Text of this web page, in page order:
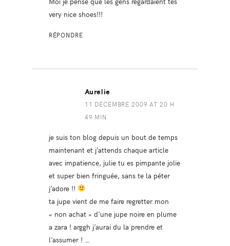
very nice shoes!!!
RÉPONDRE
Aurelie
11 DÉCEMBRE 2009 AT 20 H
49 MIN
je suis ton blog depuis un bout de temps
maintenant et j’attends chaque article
avec impatience, julie tu es pimpante jolie
et super bien fringuée, sans te la péter
j’adore !!
ta jupe vient de me faire regretter mon
« non achat » d’une jupe noire en plume
a zara ! arggh j’aurai du la prendre et
l’assumer ! …